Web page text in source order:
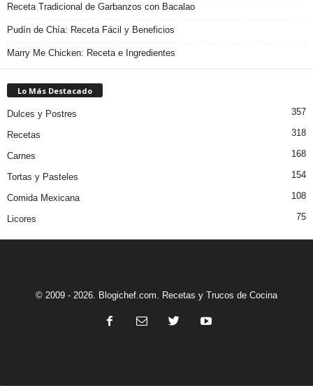
Receta Tradicional de Garbanzos con Bacalao
Pudín de Chía: Receta Fácil y Beneficios
Marry Me Chicken: Receta e Ingredientes
Lo Más Destacado
Dulces y Postres 357
Recetas 318
Carnes 168
Tortas y Pasteles 154
Comida Mexicana 108
Licores 75
© 2009 - 2026. Blogichef.com. Recetas y Trucos de Cocina